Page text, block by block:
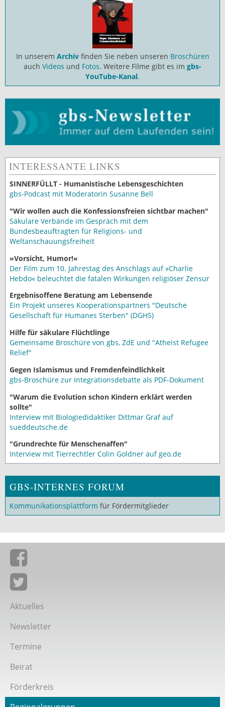
In unserem Archiv finden Sie neben unseren Broschüren
auch Videos und Fotos. Weitere Filme gibt es im gbs-
YouTube-Kanal.
INTERESSANTE LINKS
SINNERFÜLLT - Humanistische Lebensgeschichten
gbs-Podcast mit Moderatorin Susanne Bell
"Wir wollen auch die Konfessionsfreien sichtbar machen"
Säkulare Verbände im Gespräch mit dem
Bundesbeauftragten für Religions- und
Weltanschauungsfreiheit
»Vorsicht, Humor!«
Der Film zum 10. Jahrestag des Anschlags auf »Charlie
Hebdo« beleuchtet die fatalen Wirkungen religiöser Zensur
Ergebnisoffene Beratung am Lebensende
Ein Projekt unseres Kooperationspartners "Deutsche
Gesellschaft für Humanes Sterben" (DGHS)
Hilfe für säkulare Flüchtlinge
Gemeinsame Broschüre von gbs, ZdE und "Atheist Refugee
Relief"
Gegen Islamismus und Fremdenfeindlichkeit
gbs-Broschüre zur Integrationsdebatte als PDF-Dokument
"Warum die Evolution schon Kindern erklärt werden
sollte"
Interview mit Biologiedidaktiker Dittmar Graf auf
sueddeutsche.de
"Grundrechte für Menschenaffen"
Interview mit Tierrechtler Colin Goldner auf geo.de
GBS-INTERNES FORUM
Kommunikationsplattform für Fördermitglieder
Giordano-Bruno-Stiftung auf Facebook
Giordano-Bruno-Stiftung bei Twitter
Aktuelles
Newsletter
Termine
Beirat
Förderkreis